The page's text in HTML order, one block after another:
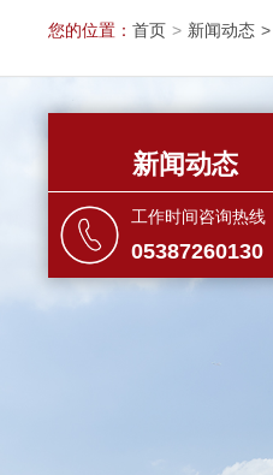
您的位置： 首页 > 新闻动态 >
新闻动态
工作时间咨询热线
05387260130